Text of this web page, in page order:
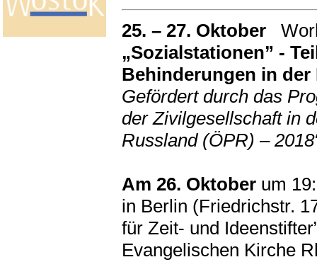
25. – 27. Oktober
„Sozialstationen” -
Behinderungen in der
Gefördert durch das
der Zivilgesellschaft in
Russland (ÖPR) –
Am 26. Oktober um
in Berlin (Friedrichstr.
für Zeit- und
Evangelischen Kirche